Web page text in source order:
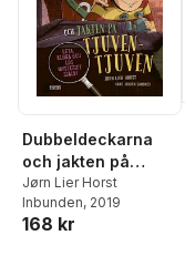
Dubbeldeckarna
och jakten på
tjuven-tjuven
Jørn Lier Horst
Inbunden, 2019
168 kr